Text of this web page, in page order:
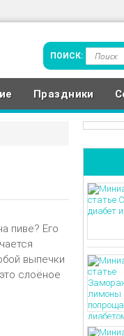
Праздники
пиве? Его
выпечки
слоёное